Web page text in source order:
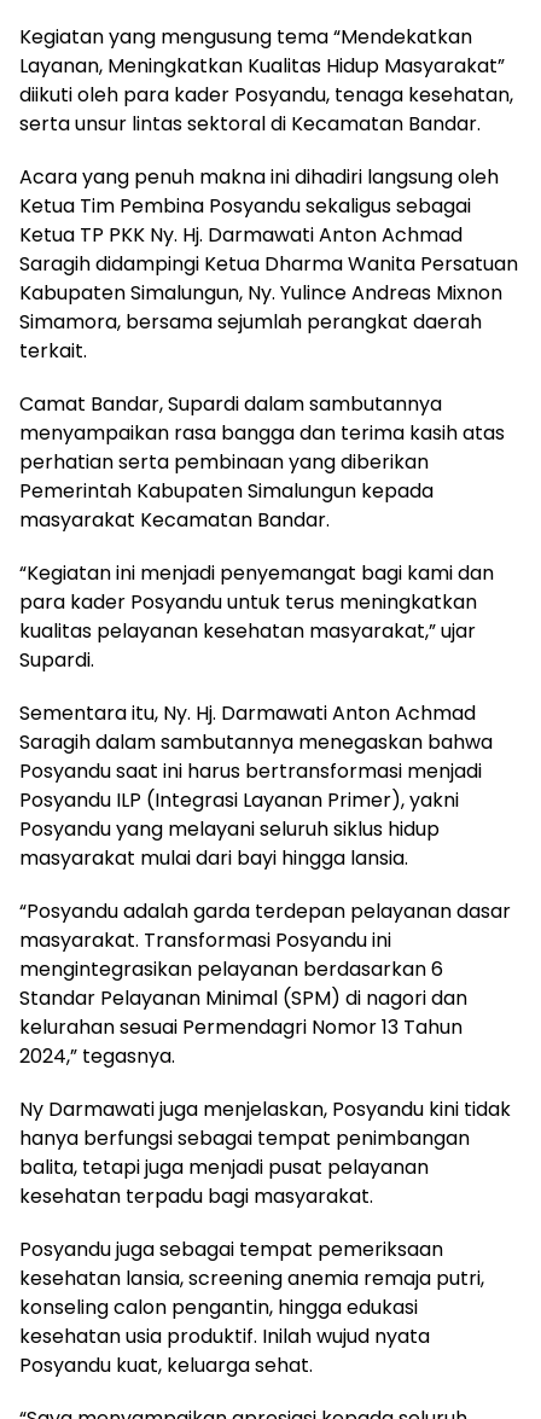
Kegiatan yang mengusung tema “Mendekatkan
Layanan, Meningkatkan Kualitas Hidup Masyarakat”
diikuti oleh para kader Posyandu, tenaga kesehatan,
serta unsur lintas sektoral di Kecamatan Bandar.
Acara yang penuh makna ini dihadiri langsung oleh
Ketua Tim Pembina Posyandu sekaligus sebagai
Ketua TP PKK Ny. Hj. Darmawati Anton Achmad
Saragih didampingi Ketua Dharma Wanita Persatuan
Kabupaten Simalungun, Ny. Yulince Andreas Mixnon
Simamora, bersama sejumlah perangkat daerah
terkait.
Camat Bandar, Supardi dalam sambutannya
menyampaikan rasa bangga dan terima kasih atas
perhatian serta pembinaan yang diberikan
Pemerintah Kabupaten Simalungun kepada
masyarakat Kecamatan Bandar.
“Kegiatan ini menjadi penyemangat bagi kami dan
para kader Posyandu untuk terus meningkatkan
kualitas pelayanan kesehatan masyarakat,” ujar
Supardi.
Sementara itu, Ny. Hj. Darmawati Anton Achmad
Saragih dalam sambutannya menegaskan bahwa
Posyandu saat ini harus bertransformasi menjadi
Posyandu ILP (Integrasi Layanan Primer), yakni
Posyandu yang melayani seluruh siklus hidup
masyarakat mulai dari bayi hingga lansia.
“Posyandu adalah garda terdepan pelayanan dasar
masyarakat. Transformasi Posyandu ini
mengintegrasikan pelayanan berdasarkan 6
Standar Pelayanan Minimal (SPM) di nagori dan
kelurahan sesuai Permendagri Nomor 13 Tahun
2024,” tegasnya.
Ny Darmawati juga menjelaskan, Posyandu kini tidak
hanya berfungsi sebagai tempat penimbangan
balita, tetapi juga menjadi pusat pelayanan
kesehatan terpadu bagi masyarakat.
Posyandu juga sebagai tempat pemeriksaan
kesehatan lansia, screening anemia remaja putri,
konseling calon pengantin, hingga edukasi
kesehatan usia produktif. Inilah wujud nyata
Posyandu kuat, keluarga sehat.